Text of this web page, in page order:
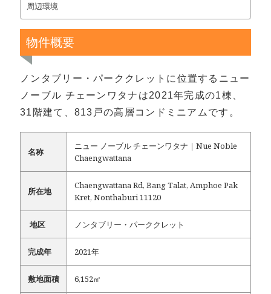
周辺環境
物件概要
ノンタブリー・パーククレットに位置するニュー
ノーブル チェーンワタナは2021年完成の1棟、
31階建て、813戸の高層コンドミニアムです。
名称
ニュー ノーブル チェーンワタナ｜Nue Noble
Chaengwattana
所在地
Chaengwattana Rd, Bang Talat, Amphoe Pak
Kret, Nonthaburi 11120
地区 ノンタブリー・パーククレット
完成年 2021年
敷地面積 6,152㎡